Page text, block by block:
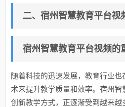
二、宿州智慧教育平台视
宿州智慧教育平台视频的
随着科技的迅速发展，教育行业
术来提升教学质量和效率。宿州
创新教学方式，正逐渐受到越来越